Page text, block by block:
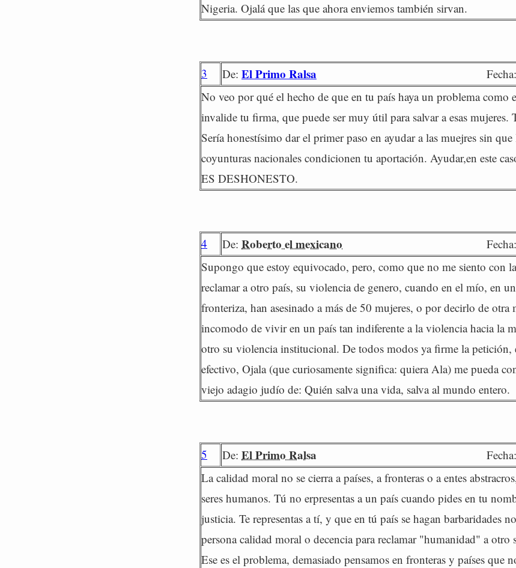
Nigeria. Ojalá que las que ahora enviemos también sirvan.
3 De: El Primo Ralsa Fecha:
No veo por qué el hecho de que en tu país haya un problema como
invalide tu firma, que puede ser muy útil para salvar a esas mujeres.
Sería honestísimo dar el primer paso en ayudar a las muejres sin
coyunturas nacionales condicionen tu aportación. Ayudar,en este
ES DESHONESTO.
4 De: Roberto el mexicano Fecha:
Supongo que estoy equivocado, pero, como que no me siento con
reclamar a otro país, su violencia de genero, cuando en el mío, en
fronteriza, han asesinado a más de 50 mujeres, o por decirlo de otra
incomodo de vivir en un país tan indiferente a la violencia hacia la
otro su violencia institucional. De todos modos ya firme la petición,
efectivo, Ojala (que curiosamente significa: quiera Ala) me pueda
viejo adagio judío de: Quién salva una vida, salva al mundo entero.
5 De: El Primo Ralsa Fecha:
La calidad moral no se cierra a países, a fronteras o a entes
seres humanos. Tú no erpresentas a un país cuando pides en tu
justicia. Te representas a tí, y que en tú país se hagan barbaridades
persona calidad moral o decencia para reclamar "humanidad" a otro
Ese es el problema, demasiado pensamos en fronteras y países que